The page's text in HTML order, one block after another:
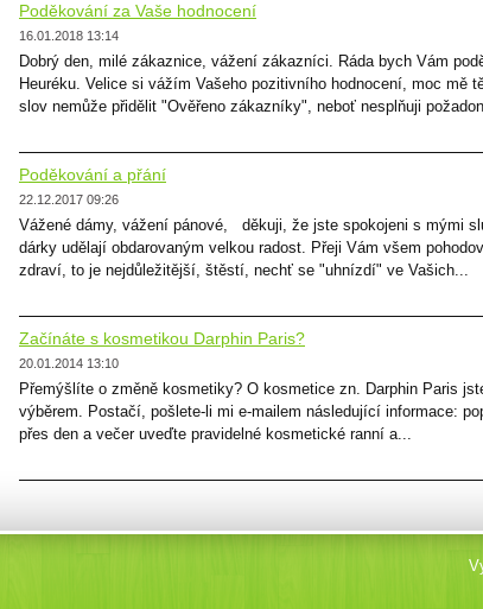
Poděkování za Vaše hodnocení
16.01.2018 13:14
Dobrý den, milé zákaznice, vážení zákazníci. Ráda bych Vám
Heuréku. Velice si vážím Vašeho pozitivního hodnocení, moc mě
slov nemůže přidělit "Ověřeno zákazníky", neboť nesplňuji
Poděkování a přání
22.12.2017 09:26
Vážené dámy, vážení pánové, děkuji, že jste spokojeni s mými
dárky udělají obdarovaným velkou radost. Přeji Vám všem
zdraví, to je nejdůležitější, štěstí, nechť se "uhnízdí" ve Vašich...
Začínáte s kosmetikou Darphin Paris?
20.01.2014 13:10
Přemýšlíte o změně kosmetiky? O kosmetice zn. Darphin Paris
výběrem. Postačí, pošlete-li mi e-mailem následující informace:
přes den a večer uveďte pravidelné kosmetické ranní a...